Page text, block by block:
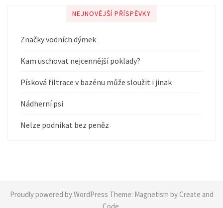
NEJNOVĚJŠÍ PŘÍSPĚVKY
Značky vodních dýmek
Kam uschovat nejcennější poklady?
Písková filtrace v bazénu může sloužit i jinak
Nádherní psi
Nelze podnikat bez peněz
Proudly powered by WordPress Theme: Magnetism by Create and
Code.